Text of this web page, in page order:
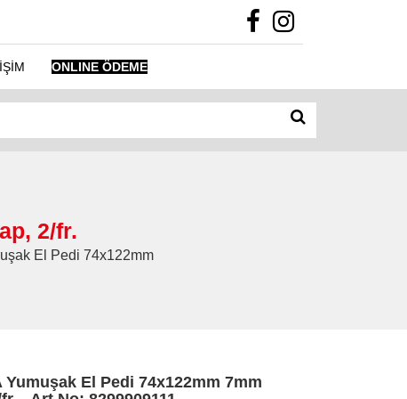
ONLINE ÖDEME
2/fr.
El Pedi 74x122mm
Yumuşak El Pedi 74x122mm 7mm